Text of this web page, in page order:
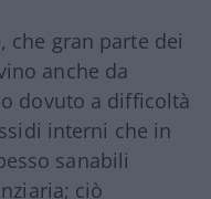
che gran parte dei
anche da
dovuto a difficoltà
interni che in
sanabili
ciò